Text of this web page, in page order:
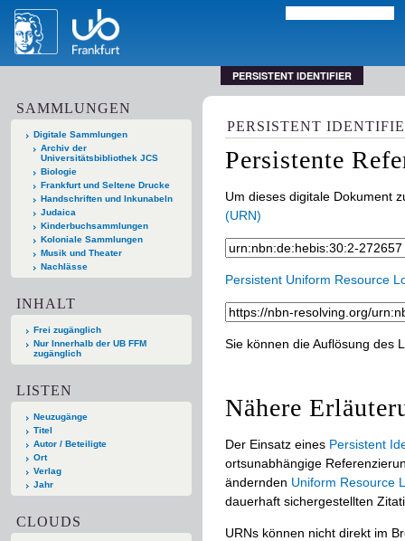
PERSISTENT IDENTIFIER
SAMMLUNGEN
Digitale Sammlungen
Archiv der
Universitätsbibliothek JCS
Biologie
Frankfurt und Seltene Drucke
Handschriften und Inkunabeln
Judaica
Kinderbuchsammlungen
Koloniale Sammlungen
Musik und Theater
Nachlässe
INHALT
Frei zugänglich
Nur Innerhalb der UB FFM
zugänglich
LISTEN
Neuzugänge
Titel
Autor / Beteiligte
Ort
Verlag
Jahr
CLOUDS
PERSISTENT
Persistente
Um dieses digitale Dokument
(URN)
Persistent Uniform Resource
Sie können die Auflösung des
Nähere
Der Einsatz eines Persistent
ortsunabhängige
ändernden Uniform Resource
dauerhaft sichergestellten
URNs können nicht direkt im